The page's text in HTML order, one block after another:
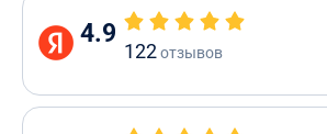
4.9
122отзывов